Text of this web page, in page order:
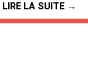
LIRE LA SUITE →